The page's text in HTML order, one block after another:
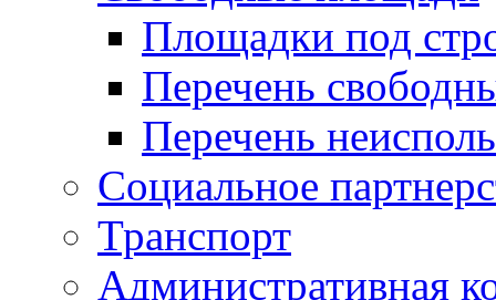
Площадки под
Перечень
Перечень
Социальное
Транспорт
Административная